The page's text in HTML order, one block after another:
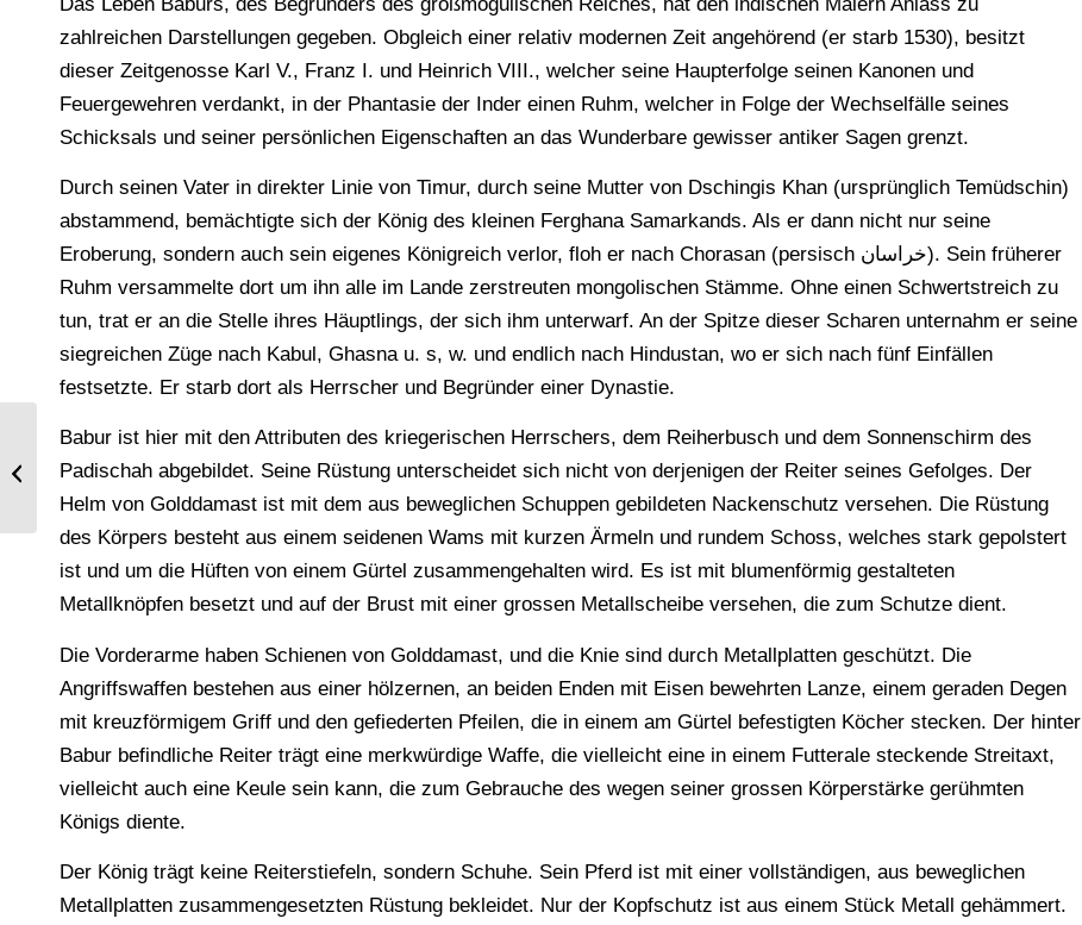
zahlreichen Darstellungen gegeben. Obgleich einer relativ modernen Zeit angehörend (er starb 1530), besitzt
dieser Zeitgenosse Karl V., Franz I. und Heinrich VIII., welcher seine Haupterfolge seinen Kanonen und
Feuergewehren verdankt, in der Phantasie der Inder einen Ruhm, welcher in Folge der Wechselfälle seines
Schicksals und seiner persönlichen Eigenschaften an das Wunderbare gewisser antiker Sagen grenzt.
Durch seinen Vater in direkter Linie von Timur, durch seine Mutter von Dschingis Khan (ursprünglich Temüdschin)
abstammend, bemächtigte sich der König des kleinen Ferghana Samarkands. Als er dann nicht nur seine
Eroberung, sondern auch sein eigenes Königreich verlor, floh er nach Chorasan (persisch خراسان). Sein früherer
Ruhm versammelte dort um ihn alle im Lande zerstreuten mongolischen Stämme. Ohne einen Schwertstreich zu
tun, trat er an die Stelle ihres Häuptlings, der sich ihm unterwarf. An der Spitze dieser Scharen unternahm er seine
siegreichen Züge nach Kabul, Ghasna u. s, w. und endlich nach Hindustan, wo er sich nach fünf Einfällen
festsetzte. Er starb dort als Herrscher und Begründer einer Dynastie.
Babur ist hier mit den Attributen des kriegerischen Herrschers, dem Reiherbusch und dem Sonnenschirm des
Padischah abgebildet. Seine Rüstung unterscheidet sich nicht von derjenigen der Reiter seines Gefolges. Der
Helm von Golddamast ist mit dem aus beweglichen Schuppen gebildeten Nackenschutz versehen. Die Rüstung
des Körpers besteht aus einem seidenen Wams mit kurzen Ärmeln und rundem Schoss, welches stark gepolstert
ist und um die Hüften von einem Gürtel zusammengehalten wird. Es ist mit blumenförmig gestalteten
Metallknöpfen besetzt und auf der Brust mit einer grossen Metallscheibe versehen, die zum Schutze dient.
Die Vorderarme haben Schienen von Golddamast, und die Knie sind durch Metallplatten geschützt. Die
Angriffswaffen bestehen aus einer hölzernen, an beiden Enden mit Eisen bewehrten Lanze, einem geraden Degen
mit kreuzförmigem Griff und den gefiederten Pfeilen, die in einem am Gürtel befestigten Köcher stecken. Der hinter
Babur befindliche Reiter trägt eine merkwürdige Waffe, die vielleicht eine in einem Futterale steckende Streitaxt,
vielleicht auch eine Keule sein kann, die zum Gebrauche des wegen seiner grossen Körperstärke gerühmten
Königs diente.
Der König trägt keine Reiterstiefeln, sondern Schuhe. Sein Pferd ist mit einer vollständigen, aus beweglichen
Metallplatten zusammengesetzten Rüstung bekleidet. Nur der Kopfschutz ist aus einem Stück Metall gehämmert.
römischen Göttin Vesta.